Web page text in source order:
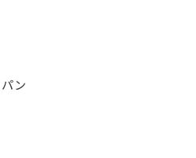
ン